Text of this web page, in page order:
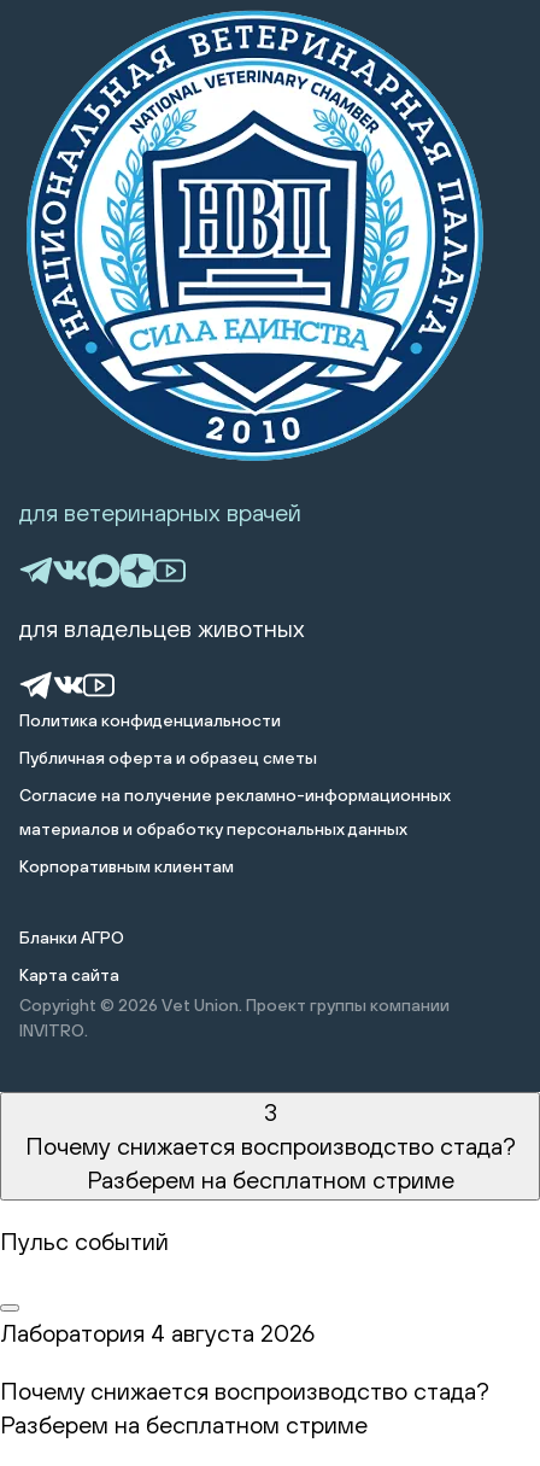
Политика конфиденциальности
Публичная оферта и образец сметы
Cогласие на получение рекламно-информационных
материалов и обработку персональных данных
Корпоративным клиентам
Бланки АГРО
Карта сайта
Copyright © 2026 Vet Union. Проект группы компании
INVITRO.
для ветеринарных врачей
для владельцев животных
3
Почему снижается воспроизводство стада?
Разберем на бесплатном стриме
Пульс событий
Лаборатория 4 августа 2026
Почему снижается воспроизводство стада?
Разберем на бесплатном стриме